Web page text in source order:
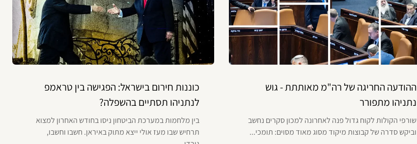
ההודעה החריגה של רה"מ מאותתת - גוש
נתניהו מתפורר
שורפי הקולות לקוח גדול פנה לאחרונה למכון סקרים נחשב
וביקש סדרה של קבוצות מיקוד מסוג מאוד מסוים: תומכי...
כוננות חירום בישראל: הפגישה בין טראמפ
לנתניהו תסתיים בהשפלה?
בין מלחמות במערכת הביטחון ניסו בחודש האחרון למצוא
תרחיש שבו מעז אולי ייצא מתוק באיראן. חשבו וחשבו,